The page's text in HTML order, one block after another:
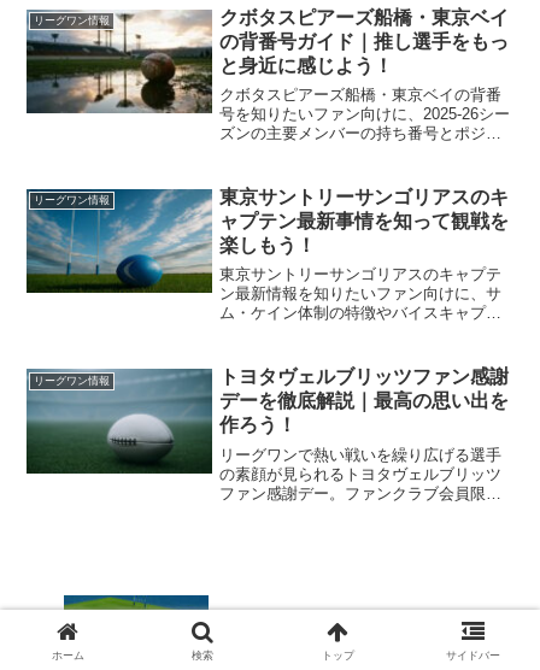
得るポイントを整理しました。断定しに
くいテーマだからこそ、見方と注意点ま
で含めて現実的に把握できます。
リーグワン情報
クボタスピアーズ船橋・東京ベイ
の背番号ガイド｜推し選手をもっ
と身近に感じよう！
クボタスピアーズ船橋・東京ベイの背番
号を知りたいファン向けに、2025-26シー
ズンの主要メンバーの持ち番号とポジシ
がもっと楽しくなるよう解説します。初
観戦の人にも役立つ内容です。
リーグワン情報
東京サントリーサンゴリアスのキ
ャプテン最新事情を知って観戦を
楽しもう！
東京サントリーサンゴリアスのキャプテ
ン最新情報を知りたいファン向けに、サ
ム・ケイン体制の特徴やバイスキャプテ
シーズンの試合をもっと深く楽しみたい
人にきっと役立つ読み物ですよ。
リーグワン情報
トヨタヴェルブリッツファン感謝
デーを徹底解説｜最高の思い出を
作ろう！
リーグワンで熱い戦いを繰り広げる選手
の素顔が見られるトヨタヴェルブリッツ
ファン感謝デー。ファンクラブ会員限定
静岡ブルーレヴズのアーリーエントリー
制度を解説｜学生が押さえたい応募の流
ホーム 検索 トップ サイドバー